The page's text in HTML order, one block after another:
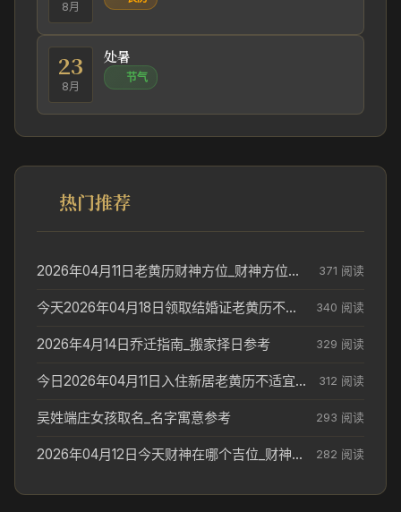
8月
23
8月
处暑
节气
热门推荐
2026年04月11日老黄历财神方位_财神方位与供奉讲究 371 阅读
今天2026年04月18日领取结婚证老黄历不适合吗_领证日期参考 340 阅读
2026年4月14日乔迁指南_搬家择日参考 329 阅读
今日2026年04月11日入住新居老黄历不适宜吗_搬家择日参考 312 阅读
吴姓端庄女孩取名_名字寓意参考 293 阅读
2026年04月12日今天财神在哪个吉位_财神方位参考 282 阅读